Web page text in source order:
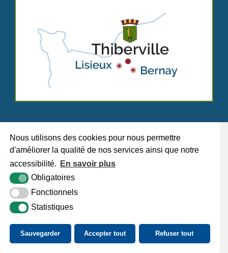
Nous utilisons des cookies pour nous permettre
d'améliorer la qualité de nos services ainsi que notre
accessibilité.
En savoir plus
Obligatoires
Fonctionnels
Statistiques
Sauvegarder Accepter tout Refuser tout